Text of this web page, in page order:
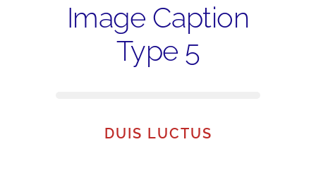
Image Caption
Type 5
DUIS LUCTUS